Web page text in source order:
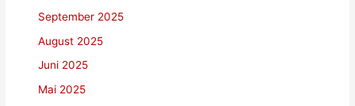
September 2025
August 2025
Juni 2025
Mai 2025